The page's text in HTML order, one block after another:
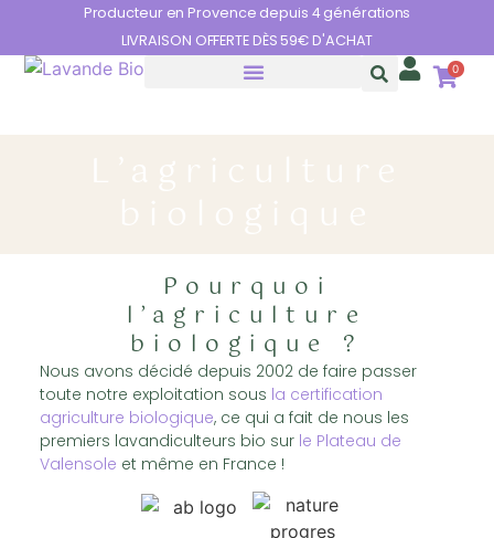
Producteur en Provence depuis 4 générations
LIVRAISON OFFERTE DÈS 59€ D'ACHAT
0
Pourquoi
l’agriculture
biologique ?
Nous avons décidé depuis 2002 de faire passer
toute notre exploitation sous la certification
agriculture biologique, ce qui a fait de nous les
premiers lavandiculteurs bio sur le Plateau de
Valensole et même en France !
Panneau de gestion des cookies